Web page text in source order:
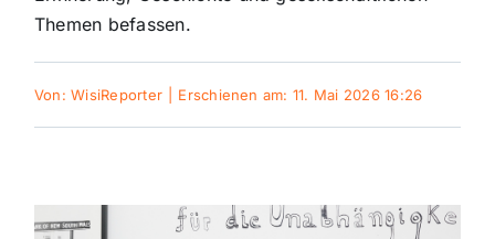
Galerie
Polizeimeldungen
Themen befassen.
Von:WisiReporter Erschienen am: 11. Mai 2026 16:26